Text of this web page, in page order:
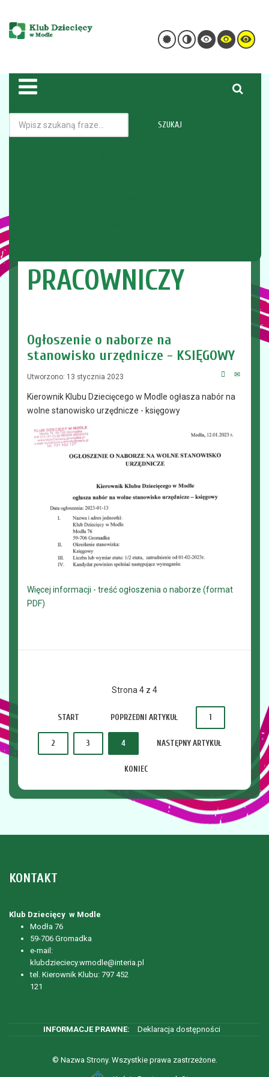
SZUKAJ
Kadra Nabór pracowniczy
PRACOWNICZY
Ogłoszenie o naborze na
stanowisko urzędnicze - KSIĘGOWY
Utworzono: 13 stycznia 2023
Kierownik Klubu Dziecięcego w Modle ogłasza nabór na
wolne stanowisko urzędnicze - księgowy
Więcej informacji - treść ogłoszenia o naborze (format
PDF)
Strona 4 z 4
START POPRZEDNI ARTYKUŁ 1
2 3 4 NASTĘPNY ARTYKUŁ
KONIEC
KONTAKT
Klub Dziecięcy w Modle
Modła 76
59-706 Gromadka
e-mail:
klubdzieciecy.wmodle@interia.pl
tel. Kierownik Klubu: 797 452
121
Deklaracja dostępności
© Nazwa Strony. Wszystkie prawa zastrzeżone.